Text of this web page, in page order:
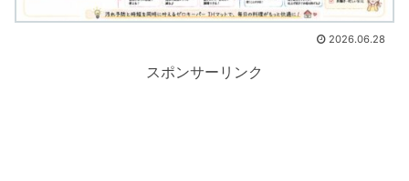
2026.06.28
スポンサーリンク